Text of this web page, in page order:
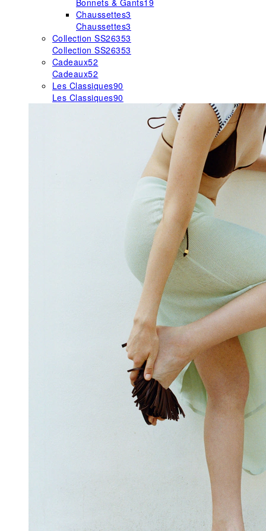
Bonnets & Gants19
Chaussettes3
Chaussettes3
Collection SS26353
Collection SS26353
Cadeaux52
Cadeaux52
Les Classiques90
Les Classiques90